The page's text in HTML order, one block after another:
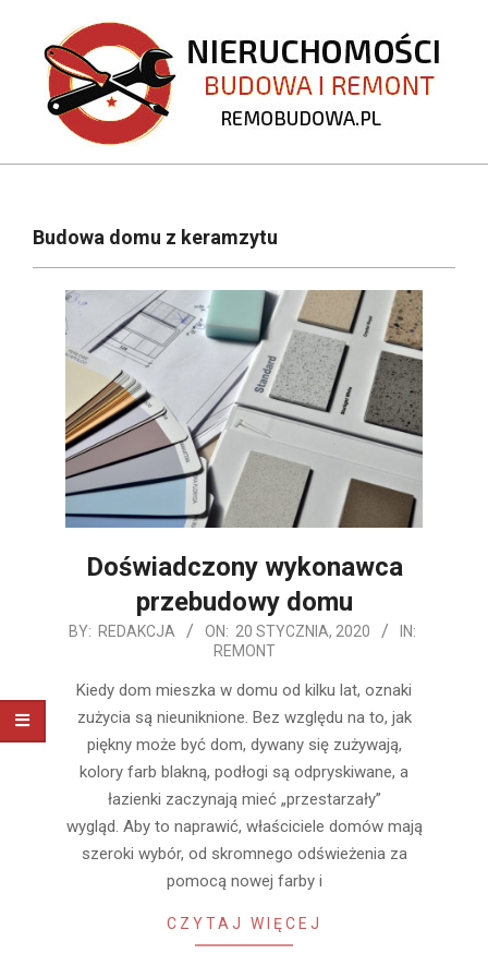
content
REMOBUDOWA.PL
NavigationBudowa domu z keramzytu
Doświadczony wykonawca
przebudowy domu
2020-
20
BY: REDAKCJA ON: 20 STYCZNIA, 2020
IN:
REMONT
Kiedy dom mieszka w domu od kilku lat, oznaki
zużycia są nieuniknione. Bez względu na to, jak
piękny może być dom, dywany się zużywają,
kolory farb blakną, podłogi są odpryskiwane, a
łazienki zaczynają mieć „przestarzały”
wygląd. Aby to naprawić, właściciele domów mają
szeroki wybór, od skromnego odświeżenia za
pomocą nowej farby i
CZYTAJ WIĘCEJ